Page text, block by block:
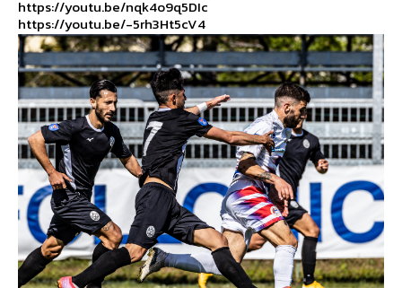
https://youtu.be/nqk4o9q5DIc
https://youtu.be/-5rh3Ht5cV4